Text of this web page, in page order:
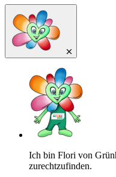
Ich bin Flori von
zurechtzufinden.